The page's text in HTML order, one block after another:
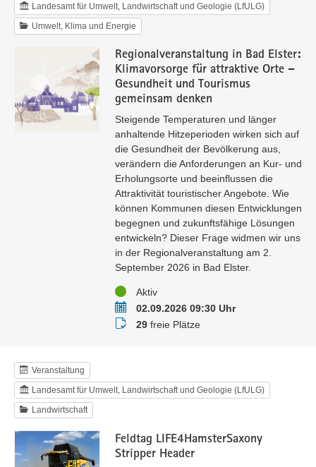
Landesamt für Umwelt, Landwirtschaft und Geologie (LfULG)
Umwelt, Klima und Energie
Regionalveranstaltung in Bad Elster:
Klimavorsorge für attraktive Orte –
Gesundheit und Tourismus
gemeinsam denken
Steigende Temperaturen und länger
anhaltende Hitzeperioden wirken sich auf
die Gesundheit der Bevölkerung aus,
verändern die Anforderungen an Kur- und
Erholungsorte und beeinflussen die
Attraktivität touristischer Angebote. Wie
können Kommunen diesen Entwicklungen
begegnen und zukunftsfähige Lösungen
entwickeln? Dieser Frage widmen wir uns
in der Regionalveranstaltung am 2.
September 2026 in Bad Elster.
StatusAktiv
Termin02.09.2026 09:30 Uhr
Buchungsstatus
29freie Plätze
Veranstaltung
Landesamt für Umwelt, Landwirtschaft und Geologie (LfULG)
Landwirtschaft
Feldtag LIFE4HamsterSaxony
Stripper Header